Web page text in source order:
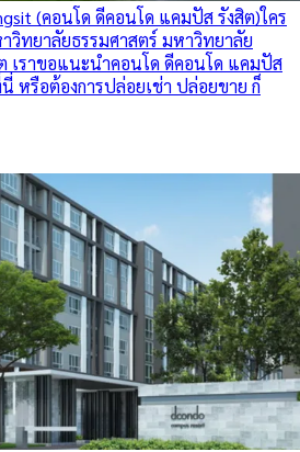
(คอนโด ดีคอนโด แคมปัส รังสิต)ใคร
วิทยาลัยธรรมศาสตร์ มหาวิทยาลัย
เราขอแนะนำคอนโด ดีคอนโด แคมปัส
หรือต้องการปล่อยเช่า ปล่อยขาย ก็